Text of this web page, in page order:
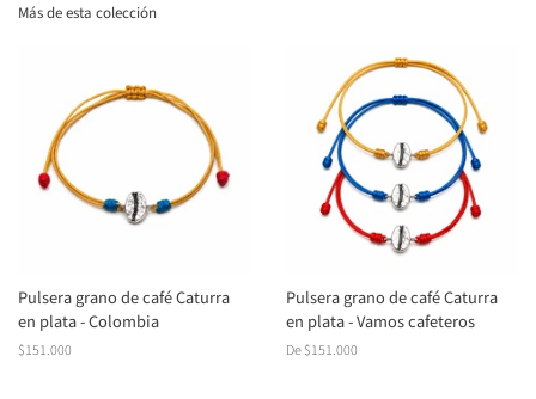
Facebook
Más de esta colección
Pulsera grano de café Caturra
en plata - Colombia
Precio
$151.000
Pulsera grano de café Caturra
en plata - Vamos cafeteros
De $151.000